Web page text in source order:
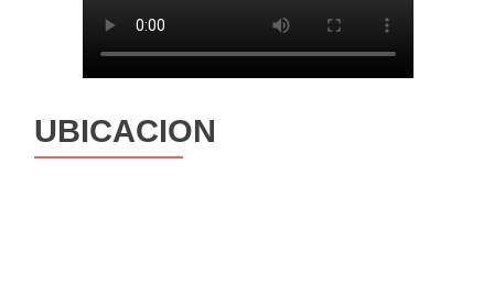
UBICACION